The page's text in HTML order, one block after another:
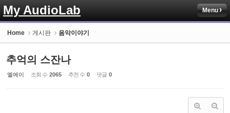
My AudioLab Menu
Home 게시판 음악이야기
추억의 스잔나
엘에이 조회 수 2065 추천 수 0 댓글 0
Sketchbook5, 스케치북5